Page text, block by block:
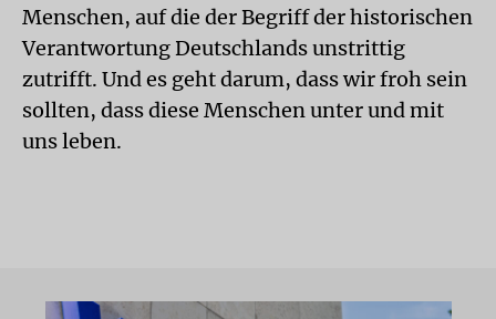
Menschen, auf die der Begriff der historischen
Verantwortung Deutschlands unstrittig
zutrifft. Und es geht darum, dass wir froh sein
sollten, dass diese Menschen unter und mit
uns leben.